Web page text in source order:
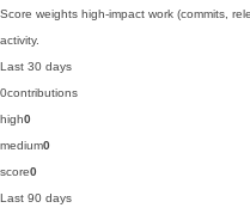
Score weights high-impact work (commits,
activity.
Last 30 days
0contributions
high0
medium0
score0
Last 90 days